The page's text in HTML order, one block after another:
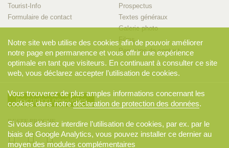
Tourist-Info
Formulaire de contact
Prospectus
Textes généraux
Galerie photo
Films
Personne de contact
Inscription newsletter
RESTE PROCHE
Notre site web utilise des cookies afin de pouvoir améliorer
notre page en permanence et vous offrir une expérience
optimale en tant que visiteurs. En continuant à consulter ce site
web, vous déclarez accepter l’utilisation de cookies.
Vous trouverez de plus amples informations concernant les
cookies dans notredéclaration de protection des données.
Si vous désirez interdire l’utilisation de cookies, par ex. par le
biais de Google Analytics, vous pouvez installer ce dernier au
moyen des modules complémentaires